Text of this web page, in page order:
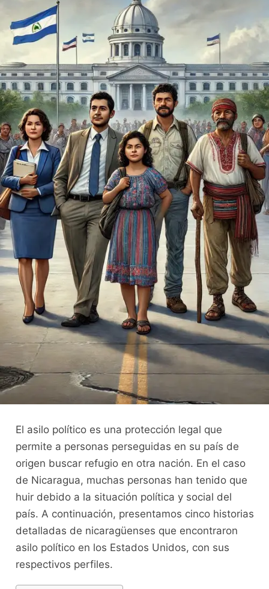
El asilo político es una protección legal que
permite a personas perseguidas en su país de
origen buscar refugio en otra nación. En el caso
de Nicaragua, muchas personas han tenido que
huir debido a la situación política y social del
país. A continuación, presentamos cinco historias
detalladas de nicaragüenses que encontraron
asilo político en los Estados Unidos, con sus
respectivos perfiles.